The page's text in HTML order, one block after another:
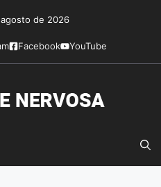
de 2026
Facebook YouTube